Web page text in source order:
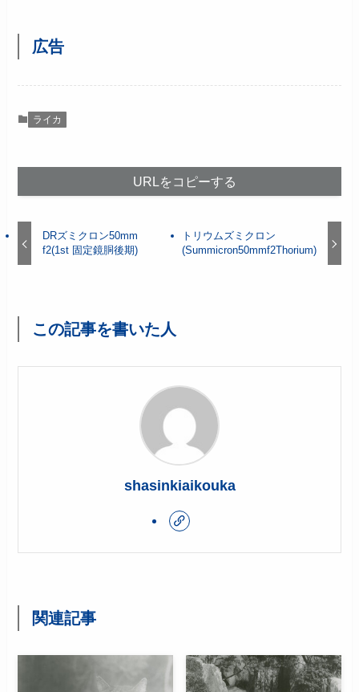
広告
ライカ
URLをコピーする
DRズミクロン50mm
f2(1st 固定鏡胴後期)
トリウムズミクロン
(Summicron50mmf2Thorium)
この記事を書いた人
shasinkiaikouka
関連記事